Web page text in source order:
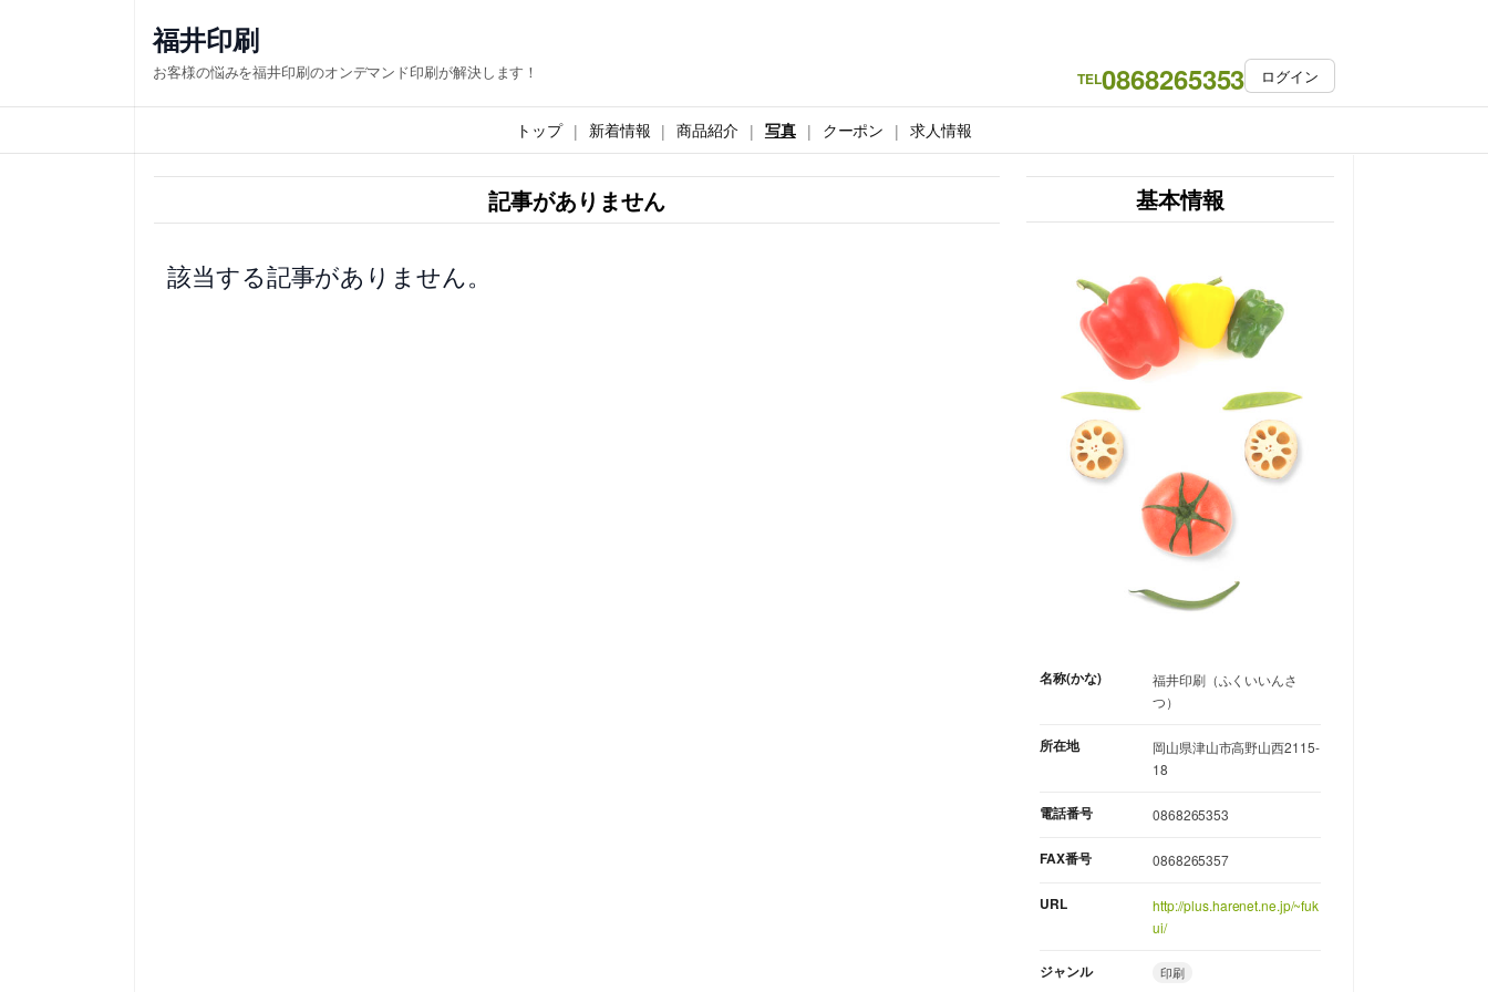
ス
キ
福井印刷
お客様の悩みを福井印刷のオンデマンド印刷が解決します！ TEL0868265353 ログイン
トップ 新着情報 商品紹介 写真 クーポン 求人情報
記事がありません
該当する記事がありません。
基本情報
名称(かな)
福井印刷（ふくいいんさ
つ）
所在地
岡山県津山市高野山西2115-
18
電話番号 0868265353
FAX番号 0868265357
URL
http://plus.harenet.ne.jp/~fuk
ui/
ジャンル 印刷